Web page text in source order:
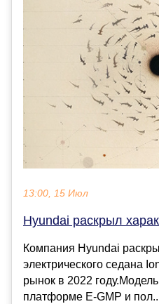
13:00, 15 Июл
Hyundai раскрыл
Компания Hyundai
электрического седана
рынок в 2022
платформе E-GMP и